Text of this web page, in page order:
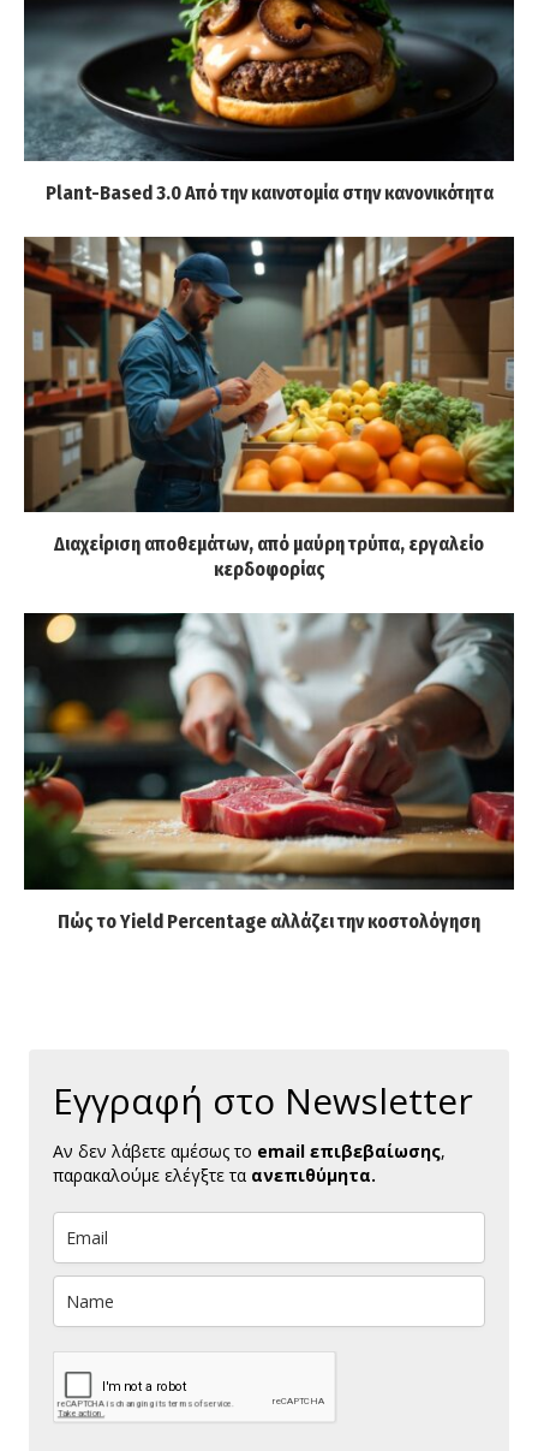
Plant-Based 3.0 Από την καινοτομία στην κανονικότητα
Διαχείριση αποθεμάτων, από μαύρη τρύπα, εργαλείο
κερδοφορίας
Πώς το Yield Percentage αλλάζει την κοστολόγηση
Εγγραφή στο Newsletter
Αν δεν λάβετε αμέσως το email επιβεβαίωσης,
παρακαλούμε ελέγξτε τα ανεπιθύμητα.